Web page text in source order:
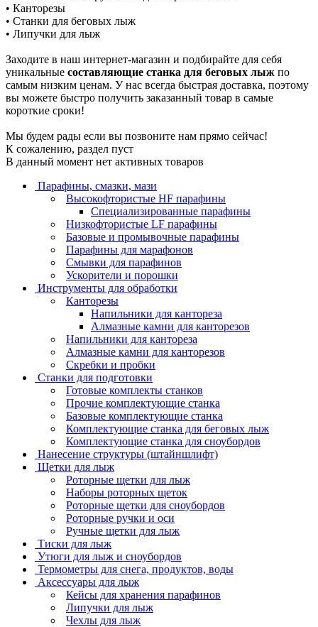
• Канторезы
• Станки для беговых лыж
• Липучки для лыж
Заходите в наш интернет-магазин и подбирайте для себя
уникальные составляющие станка для беговых лыж по
самым низким ценам. У нас всегда быстрая доставка, поэтому
вы можете быстро получить заказанный товар в самые
короткие сроки!
Мы будем рады если вы позвоните нам прямо сейчас!
К сожалению, раздел пуст
В данный момент нет активных товаров
Парафины, смазки, мази
Высокофтористые HF парафины
Специализированные парафины
Низкофтористые LF парафины
Базовые и промывочные парафины
Парафины для марафонов
Смывки для парафинов
Ускорители и порошки
Инструменты для обработки
Канторезы
Напильники для кантореза
Алмазные камни для канторезов
Напильники для кантореза
Алмазные камни для канторезов
Скребки и пробки
Станки для подготовки
Готовые комплекты станков
Прочие комплектующие станка
Базовые комплектующие станка
Комплектующие станка для беговых лыж
Комплектующие станка для сноубордов
Нанесение структуры (штайншлифт)
Щетки для лыж
Роторные щетки для лыж
Наборы роторных щеток
Роторные щетки для сноубордов
Роторные ручки и оси
Ручные щетки для лыж
Тиски для лыж
Утюги для лыж и сноубордов
Термометры для снега, продуктов, воды
Аксессуары для лыж
Кейсы для хранения парафинов
Липучки для лыж
Чехлы для лыж